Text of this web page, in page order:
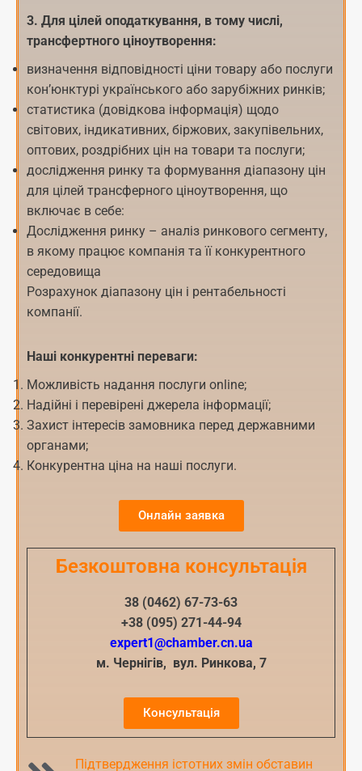
3. Для цілей оподаткування, в тому числі,
трансфертного ціноутворення:
визначення відповідності ціни товару або послуги
кон’юнктурі українського або зарубіжних ринків;
статистика (довідкова інформація) щодо
світових, індикативних, біржових, закупівельних,
оптових, роздрібних цін на товари та послуги;
дослідження ринку та формування діапазону цін
для цілей трансферного ціноутворення, що
включає в себе:
Дослідження ринку – аналіз ринкового сегменту,
в якому працює компанія та її конкурентного
середовища
Розрахунок діапазону цін і рентабельності
компанії.
Наші конкурентні переваги:
Можливість надання послуги online;
Надійні і перевірені джерела інформації;
Захист інтересів замовника перед державними
органами;
Конкурентна ціна на наші послуги.
Онлайн заявка
Безкоштовна консультація
38 (0462) 67-73-63
+38 (095) 271-44-94
expert1@chamber.cn.ua
м. Чернігів, вул. Ринкова, 7
Консультація
Підтвердження істотних змін обставин